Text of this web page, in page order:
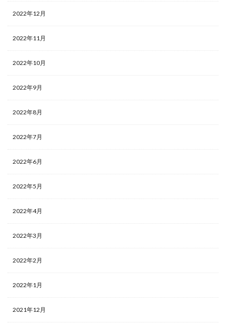
2022年12月
2022年11月
2022年10月
2022年9月
2022年8月
2022年7月
2022年6月
2022年5月
2022年4月
2022年3月
2022年2月
2022年1月
2021年12月